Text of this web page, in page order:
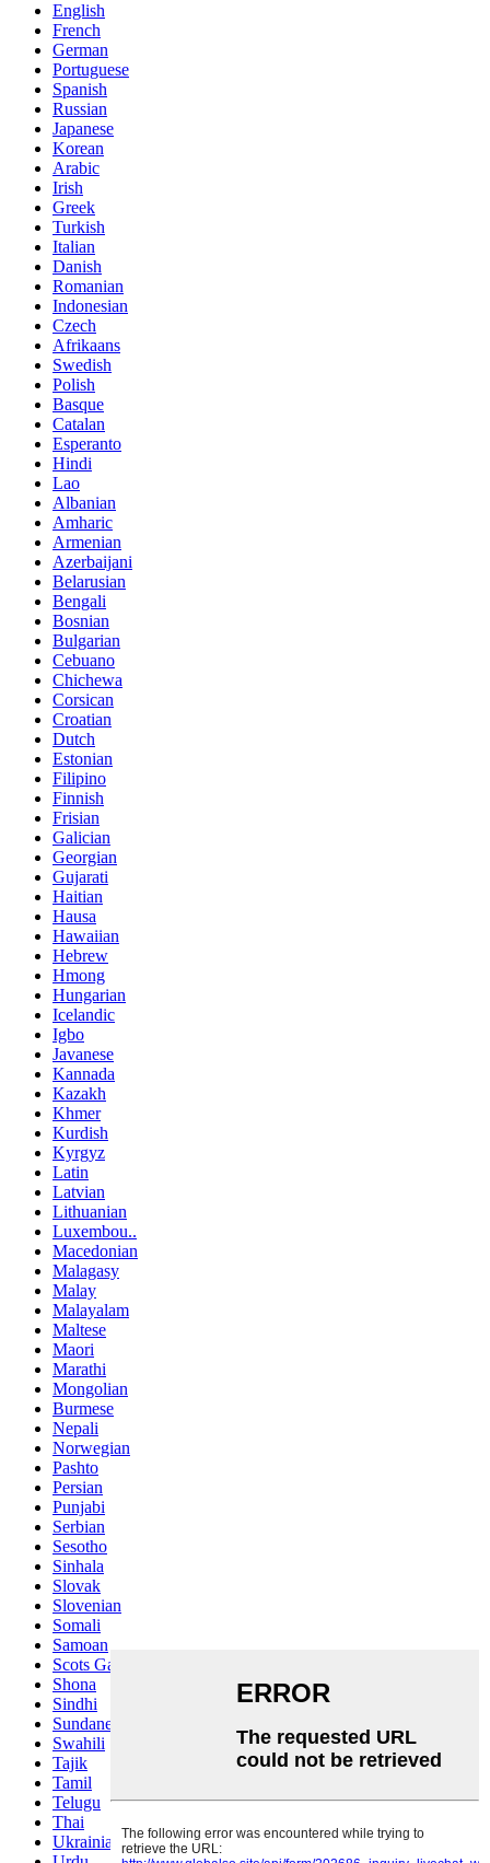
English
French
German
Portuguese
Spanish
Russian
Japanese
Korean
Arabic
Irish
Greek
Turkish
Italian
Danish
Romanian
Indonesian
Czech
Afrikaans
Swedish
Polish
Basque
Catalan
Esperanto
Hindi
Lao
Albanian
Amharic
Armenian
Azerbaijani
Belarusian
Bengali
Bosnian
Bulgarian
Cebuano
Chichewa
Corsican
Croatian
Dutch
Estonian
Filipino
Finnish
Frisian
Galician
Georgian
Gujarati
Haitian
Hausa
Hawaiian
Hebrew
Hmong
Hungarian
Icelandic
Igbo
Javanese
Kannada
Kazakh
Khmer
Kurdish
Kyrgyz
Latin
Latvian
Lithuanian
Luxembou..
Macedonian
Malagasy
Malay
Malayalam
Maltese
Maori
Marathi
Mongolian
Burmese
Nepali
Norwegian
Pashto
Persian
Punjabi
Serbian
Sesotho
Sinhala
Slovak
Slovenian
Somali
Samoan
Scots Gaelic
Shona
Sindhi
Sundanese
Swahili
Tajik
Tamil
Telugu
Thai
Ukrainian